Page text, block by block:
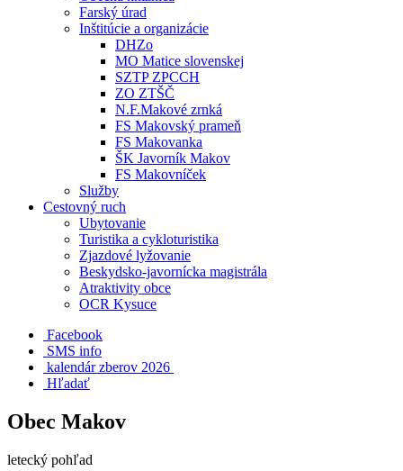
Farský úrad
Inštitúcie a organizácie
DHZo
MO Matice slovenskej
SZTP ZPCCH
ZO ZTŠČ
N.F.Makové zrnká
FS Makovský prameň
FS Makovanka
ŠK Javorník Makov
FS Makovníček
Služby
Cestovný ruch
Ubytovanie
Turistika a cykloturistika
Zjazdové lyžovanie
Beskydsko-javornícka magistrála
Atraktivity obce
OCR Kysuce
Facebook
SMS info
​ kalendár zberov 2026
Hľadať
Obec Makov
letecký pohľad